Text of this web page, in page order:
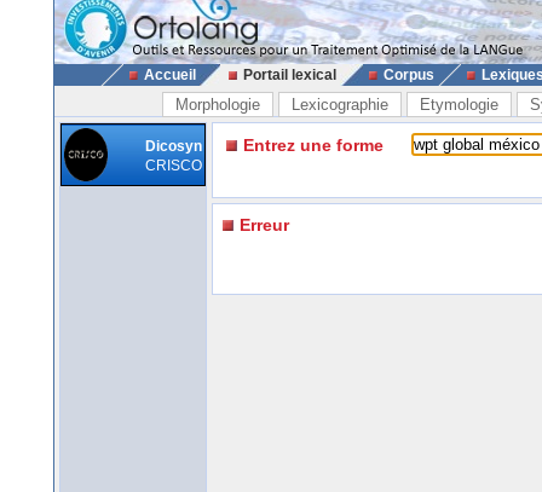
Accueil Portail lexical Corpus
Morphologie Lexicographie Etymologie
Dicosyn
CRISCO
Entrez une forme
Erreur